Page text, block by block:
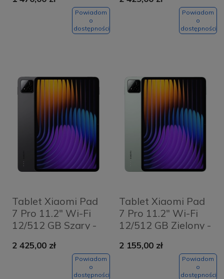
Powiadom
o
dostępności
Powiadom
o
dostępności
Tablet Xiaomi Pad
7 Pro 11.2" Wi-Fi
12/512 GB Szary -
2 425,00 zł
Powiadom
o
dostępności
Tablet Xiaomi Pad
7 Pro 11.2" Wi-Fi
12/512 GB Zielony -
2 155,00 zł
Powiadom
o
dostępności